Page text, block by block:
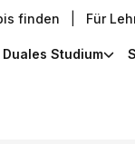
finden Für
Duales Studium